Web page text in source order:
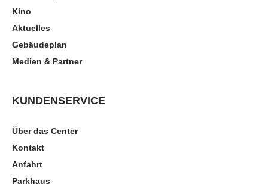
Kino
Aktuelles
Gebäudeplan
Medien & Partner
KUNDENSERVICE
Über das Center
Kontakt
Anfahrt
Parkhaus